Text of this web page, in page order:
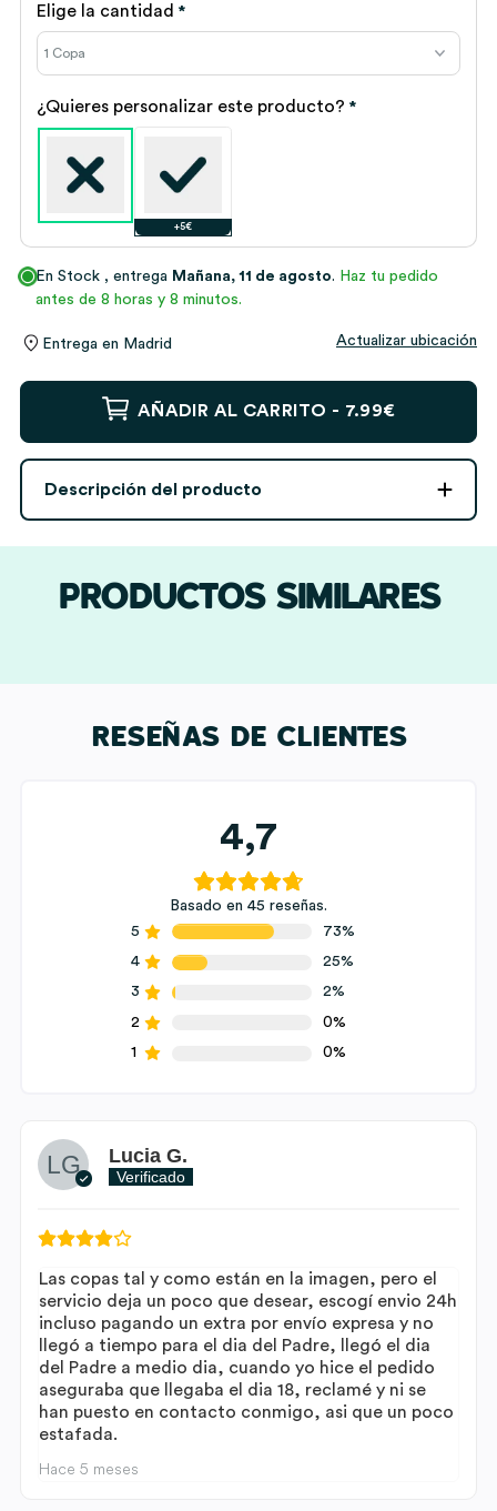
Elige la cantidad *
¿Quieres personalizar este producto? *
+5€
En Stock , entrega Mañana, 11 de agosto. Haz tu pedido
antes de 8 horas y 8 minutos.
Entrega en Madrid Actualizar ubicación
Copa
Vino
Papá
con
Texto
AÑADIR AL CARRITO - 7.99€
Descripción del producto
PRODUCTOS SIMILARES
RESEÑAS DE CLIENTES
4,7
Basado en 45 reseñas.
5
73%
4
25%
3
2%
2
0%
1
0%
Lucia G.
Verificado
Las copas tal y como están en la imagen, pero el
servicio deja un poco que desear, escogí envio 24h
incluso pagando un extra por envío expresa y no
llegó a tiempo para el dia del Padre, llegó el dia
del Padre a medio dia, cuando yo hice el pedido
aseguraba que llegaba el dia 18, reclamé y ni se
han puesto en contacto conmigo, asi que un poco
estafada.
Hace 5 meses